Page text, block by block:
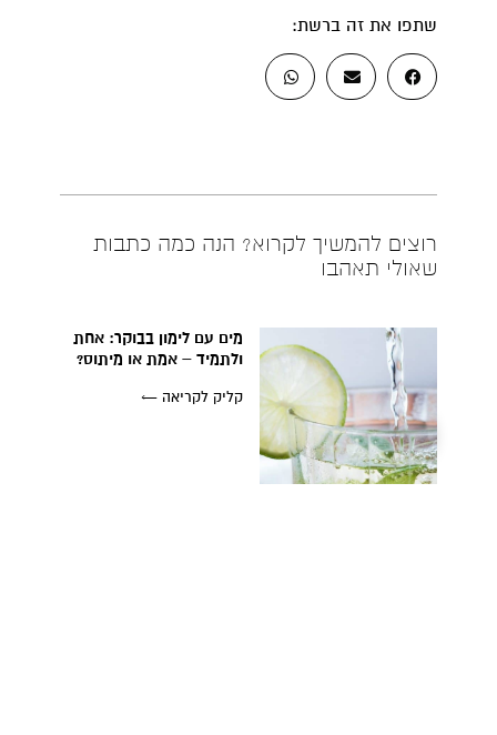
שתפו את זה ברשת:
רוצים להמשיך לקרוא? הנה כמה כתבות
שאולי תאהבו
מים עם לימון בבוקר: אחת
ולתמיד – אמת או מיתוס?
קליק לקריאה ←